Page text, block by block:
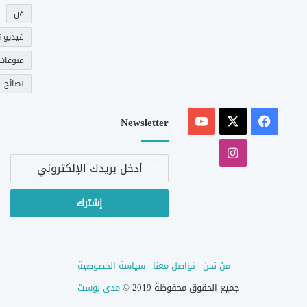
فن
فيديو
نصائح
فيسبوك
‫YouTube
انستقرام
Newsletter
أدخل
الإلكتروني
من نحن |تواصل معنا |سياسة الخصوصية
جميع الحقوق محفوظة 2019 ©
مدى بوست